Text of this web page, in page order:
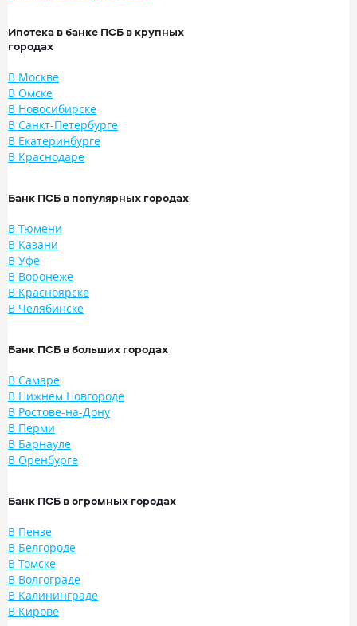
Ипотека в банке ПСБ в крупных
городах
В Москве
В Омске
В Новосибирске
В Санкт-Петербурге
В Екатеринбурге
В Краснодаре
Банк ПСБ в популярных городах
В Тюмени
В Казани
В Уфе
В Воронеже
В Красноярске
В Челябинске
Банк ПСБ в больших городах
В Самаре
В Нижнем Новгороде
В Ростове-на-Дону
В Перми
В Барнауле
В Оренбурге
Банк ПСБ в огромных городах
В Пензе
В Белгороде
В Томске
В Волгограде
В Калининграде
В Кирове